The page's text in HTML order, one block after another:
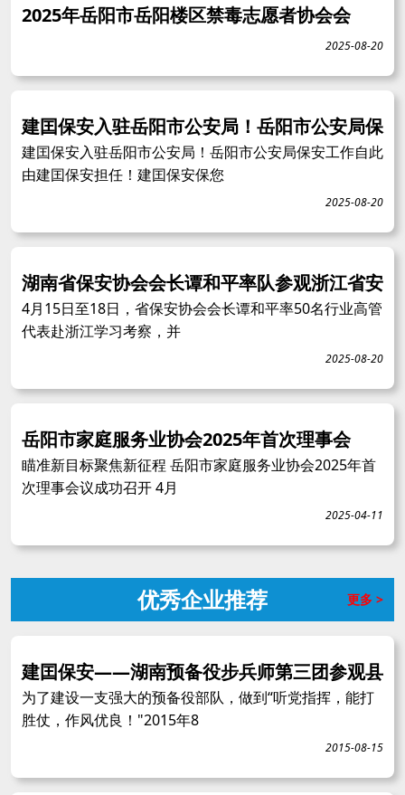
2025年岳阳市岳阳楼区禁毒志愿者协会会
2025-08-20
建囯保安入驻岳阳市公安局！岳阳市公安局保
建囯保安入驻岳阳市公安局！岳阳市公安局保安工作自此
由建囯保安担任！建囯保安保您
2025-08-20
湖南省保安协会会长谭和平率队参观浙江省安
4月15日至18日，省保安协会会长谭和平率50名行业高管
代表赴浙江学习考察，并
2025-08-20
岳阳市家庭服务业协会2025年首次理事会
瞄准新目标聚焦新征程 岳阳市家庭服务业协会2025年首
次理事会议成功召开 4月
2025-04-11
优秀企业推荐 更多 >
建囯保安——湖南预备役步兵师第三团参观县
为了建设一支强大的预备役部队，做到“听党指挥，能打
胜仗，作风优良！"2015年8
2015-08-15